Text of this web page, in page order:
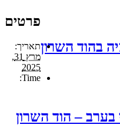
בהוד השרון
בערב – הוד השרון
פרטים
תאריך:
מרץ 31,
2025
Time: